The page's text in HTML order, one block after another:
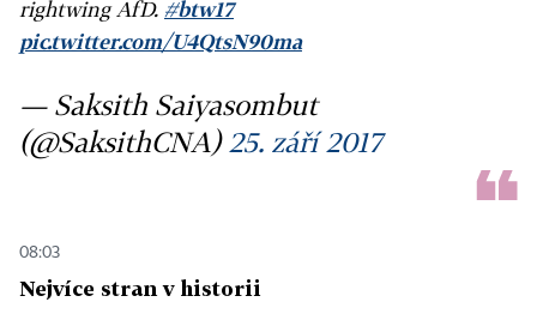
rightwing AfD. #btw17
pic.twitter.com/U4QtsN90ma
— Saksith Saiyasombut
(@SaksithCNA) 25. září 2017
08:03
Nejvíce stran v historii